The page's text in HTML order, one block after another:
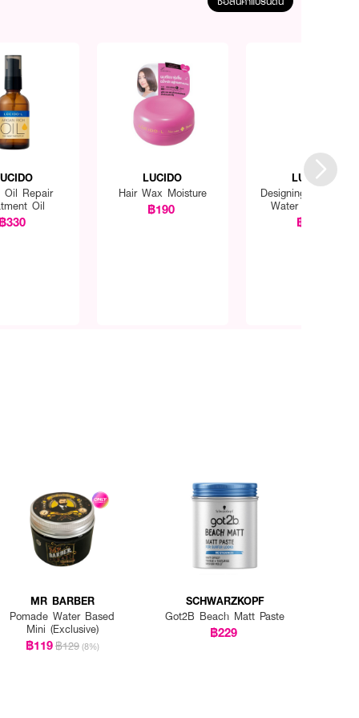
Oil Repair
Oil
฿330
LUCIDO
Hair Wax Moisture
฿190
LUCIDO
Designing Aqua
Water Soft Wave
฿290
MR BARBER
Pomade Water Based
Mini (Exclusive)
฿119฿129 (8%)
SCHWARZKOPF
Got2B Beach Matt Paste
฿229